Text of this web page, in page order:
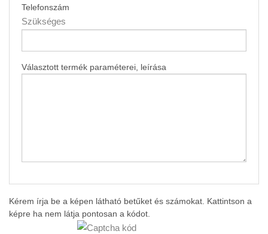
Telefonszám
Szükséges
Választott termék paraméterei, leírása
Kérem írja be a képen látható betűket és számokat. Kattintson a
képre ha nem látja pontosan a kódot.